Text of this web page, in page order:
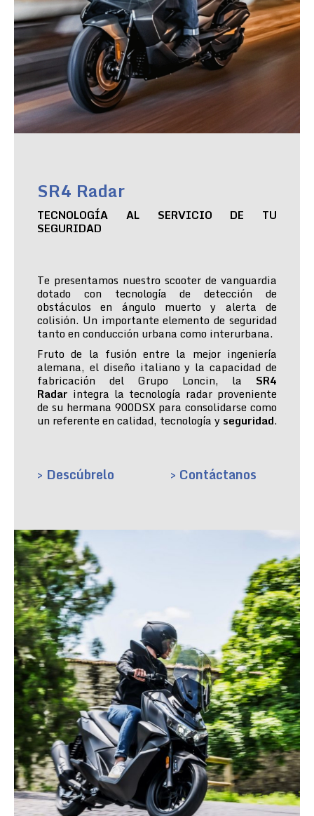
SR4 Radar
TECNOLOGÍA AL SERVICIO DE TU
SEGURIDAD
Te presentamos nuestro scooter de vanguardia
dotado con tecnología de detección de
obstáculos en ángulo muerto y alerta de
colisión. Un importante elemento de seguridad
tanto en conducción urbana como interurbana.
Fruto de la fusión entre la mejor ingeniería
alemana, el diseño italiano y la capacidad de
fabricación del Grupo Loncin, la SR4
Radar integra la tecnología radar proveniente
de su hermana 900DSX para consolidarse como
un referente en calidad, tecnología y seguridad.
> Descúbrelo > Contáctanos